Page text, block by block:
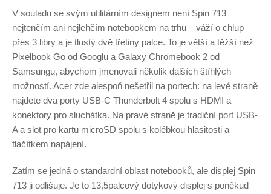
V souladu se svým utilitárním designem není Spin 713
nejtenčím ani nejlehčím notebookem na trhu – váží o chlup
přes 3 libry a je tlustý dvě třetiny palce. To je větší a těžší než
Pixelbook Go od Googlu a Galaxy Chromebook 2 od
Samsungu, abychom jmenovali několik dalších štíhlých
možností. Acer zde alespoň nešetřil na portech: na levé straně
najdete dva porty USB-C Thunderbolt 4 spolu s HDMI a
konektory pro sluchátka. Na pravé straně je tradiční port USB-
A a slot pro kartu microSD spolu s kolébkou hlasitosti a
tlačítkem napájení.
Zatím se jedná o standardní oblast notebooků, ale displej Spin
713 ji odlišuje. Je to 13,5palcový dotykový displej s poněkud